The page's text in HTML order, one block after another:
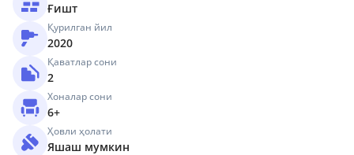
Ғишт
Қурилган йил
2020
Қаватлар сони
2
Хоналар сони
6+
Ҳовли ҳолати
Яшаш мумкин